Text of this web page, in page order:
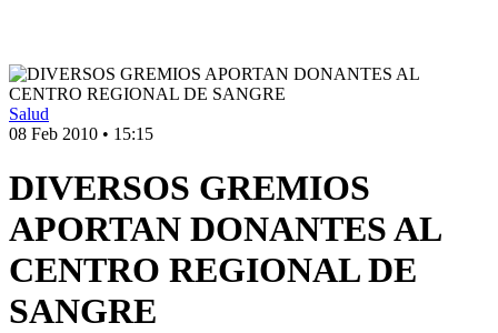
Salud
08 Feb 2010 • 15:15
DIVERSOS GREMIOS
APORTAN DONANTES AL
CENTRO REGIONAL DE
SANGRE